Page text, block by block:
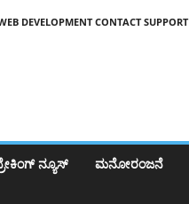
DEVELOPMENT CONTACT SUPPORT
ನ್ಯೂಸ್ ಮನೋರಂಜನೆ